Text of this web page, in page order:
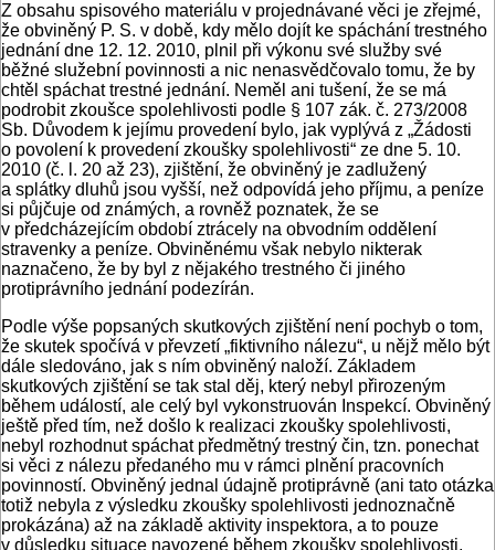
Z obsahu spisového materiálu v projednávané věci je zřejmé,
že obviněný P. S. v době, kdy mělo dojít ke spáchání trestného
jednání dne 12. 12. 2010, plnil při výkonu své služby své
běžné služební povinnosti a nic nenasvědčovalo tomu, že by
chtěl spáchat trestné jednání. Neměl ani tušení, že se má
podrobit zkoušce spolehlivosti podle § 107 zák. č. 273/2008
Sb. Důvodem k jejímu provedení bylo, jak vyplývá z „Žádosti
o povolení k provedení zkoušky spolehlivosti“ ze dne 5. 10.
2010 (č. l. 20 až 23), zjištění, že obviněný je zadlužený
a splátky dluhů jsou vyšší, než odpovídá jeho příjmu, a peníze
si půjčuje od známých, a rovněž poznatek, že se
v předcházejícím období ztrácely na obvodním oddělení
stravenky a peníze. Obviněnému však nebylo nikterak
naznačeno, že by byl z nějakého trestného či jiného
protiprávního jednání podezírán.
Podle výše popsaných skutkových zjištění není pochyb o tom,
že skutek spočívá v převzetí „fiktivního nálezu“, u nějž mělo být
dále sledováno, jak s ním obviněný naloží. Základem
skutkových zjištění se tak stal děj, který nebyl přirozeným
během událostí, ale celý byl vykonstruován Inspekcí. Obviněný
ještě před tím, než došlo k realizaci zkoušky spolehlivosti,
nebyl rozhodnut spáchat předmětný trestný čin, tzn. ponechat
si věci z nálezu předaného mu v rámci plnění pracovních
povinností. Obviněný jednal údajně protiprávně (ani tato otázka
totiž nebyla z výsledku zkoušky spolehlivosti jednoznačně
prokázána) až na základě aktivity inspektora, a to pouze
v důsledku situace navozené během zkoušky spolehlivosti.